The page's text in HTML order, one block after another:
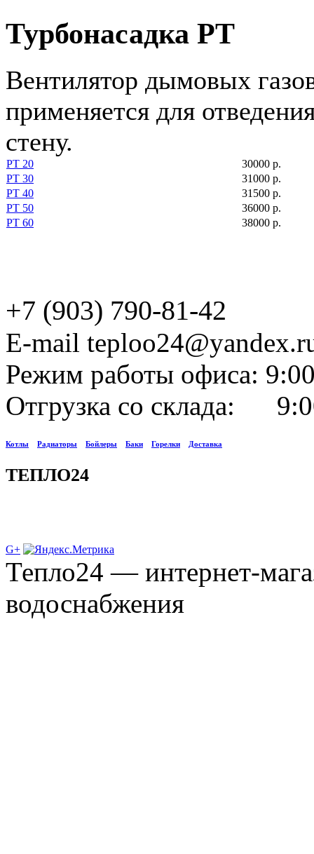
Турбонасадка PT
Вентилятор дымовых
применяется для
стену.
PT 20
30000 р.
PT 30
31000 р.
PT 40
31500 р.
PT 50
36000 р.
PT 60
38000 р.
+7 (903) 790-81-42
E-mail
Режим работы офиса:
Отгрузка со склада:
Котлы Радиаторы Бойлеры Баки Горелки Доставка
ТЕПЛО24
G+
Тепло24 — интернет-
водоснабжения